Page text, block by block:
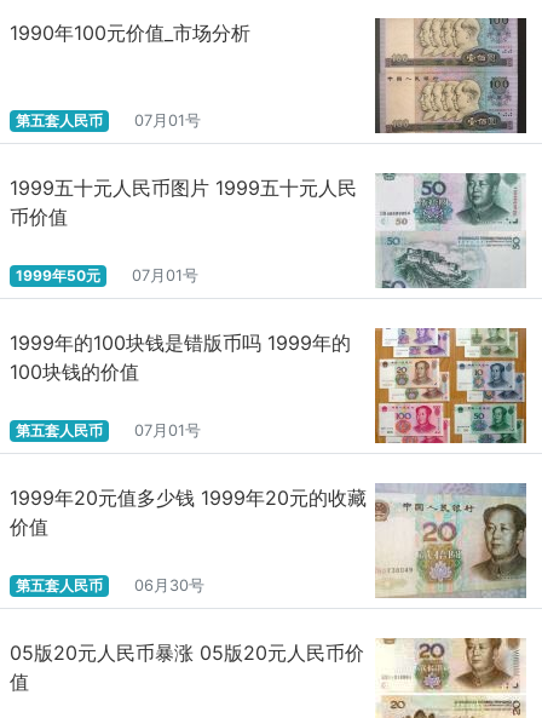
功能就是作为电子支付手段。这就澄清了人民币2.0和3.0的关系。
帮助人们区分法定数字货币与支付宝、微信、PayPal等移动支付的
不同性质。当然，在人民币未来的演进中，其1.0、2.0和3.0的将存
如何认知中国央行数字货币的本质?文章提出：“中国央行数字
货币是由中国央行发行的法定货币，是中央银行的负债，由中央银
行进行信用担保，具有无限法偿性(即不能拒绝接受央行数字货币)，
是现有货币体系的有效补充”。所以，中国央行数字货币与Libra有着
本质区别，Libra是由Facebook领衔的Libra协会准备发行的一种尚
未得到监管许可的数字货币，在很大程度上将冲击和挤占现有各国
法定货币的使用空间。
如何理解中国央行数字货币的运行结构?中国央行数字货币的投
放模式称之为“双层运营”结构。所谓的双层运营结构，即上层是央行
对商业银行，下层是商业银行对公众。央行按照100%准备金制将央
行数字货币兑换给商业银行，再由商业银行或商业机构将数字货币
数字货币的“单层运行“结构，可以避免央行在人才、资源和运营工作
等方面的潜在风险。进一步说，央行虽然在顶层技术上有相当优势
和积累，而商业银行等机构已经发展出了比较成熟的IT技术设施、
服务体系、相关人才储备和经验，所以“双层运营”结构可以形成央行
和商业银行之间互补，刺激各商业银行在央行预设的轨道上进行充
如何分类中国央行数字货币的基本功能?(1)法定数字货币的发
行;(2)法定数字货币的流通;(3)法定数字货币的管理;(4)法定数字货币
1990年100元价值_市场分析
第五套人民币 07月01号
1999五十元人民币图片 1999五十元人民
币价值
1999年50元 07月01号
1999年的100块钱是错版币吗 1999年的
100块钱的价值
第五套人民币 07月01号
1999年20元值多少钱 1999年20元的收藏
价值
第五套人民币 06月30号
05版20元人民币暴涨 05版20元人民币价
值